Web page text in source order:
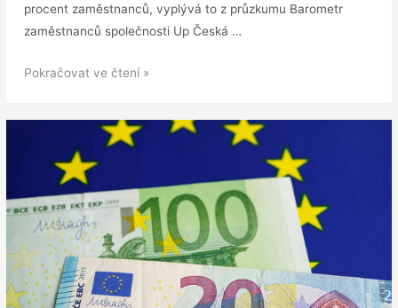
procent zaměstnanců, vyplývá to z průzkumu Barometr
zaměstnanců společnosti Up Česká …
Třetina
přidání
Pokračovat ve čtení »